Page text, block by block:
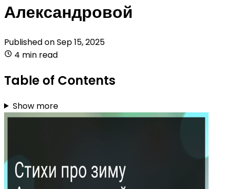
Александровой
Published onSep 15, 2025
4 min read
Table of Contents
Show more